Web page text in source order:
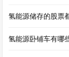
氢能源储存的股票
氢能源卧铺车有哪